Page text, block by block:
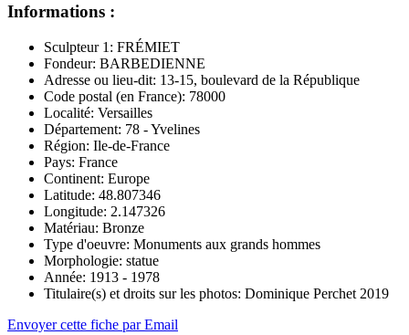
Informations :
Sculpteur 1: FRÉMIET
Fondeur: BARBEDIENNE
Adresse ou lieu-dit: 13-15, boulevard de la République
Code postal (en France): 78000
Localité: Versailles
Département: 78 - Yvelines
Région: Ile-de-France
Pays: France
Continent: Europe
Latitude: 48.807346
Longitude: 2.147326
Matériau: Bronze
Type d'oeuvre: Monuments aux grands hommes
Morphologie: statue
Année: 1913 - 1978
Titulaire(s) et droits sur les photos: Dominique Perchet 2019
Envoyer cette fiche par Email